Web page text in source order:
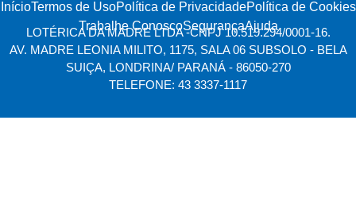
Início⁠Termos de UsoPolítica de PrivacidadePolítica de Cookies
Trabalhe ConoscoSegurançaAjuda
LOTÉRICA DA MADRE LTDA -CNPJ 10.519.294/0001-16.
AV. MADRE LEONIA MILITO, 1175, SALA 06 SUBSOLO - BELA
SUIÇA, LONDRINA/ PARANÁ - 86050-270
TELEFONE: 43 3337-1117